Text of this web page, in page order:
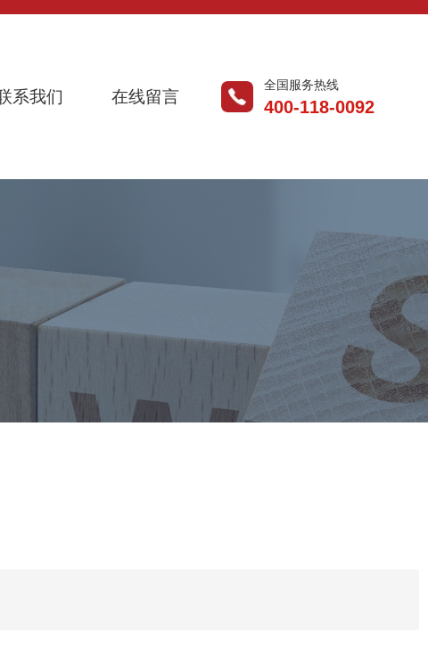
系我们 在线留言
全国服务热线
400-118-0092